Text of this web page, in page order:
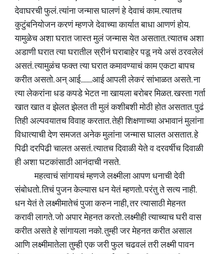
देवाघरची फुलं. त्यांना जन्मास घालणं हे देवाचं काम. त्यातच
कुटुंबनियोजन करणं म्हणजे देवाच्या कार्यात बाधा आणणं होय.
यामुळेच अशा घरात जास्त मुलं जन्मास येत असतात. त्यातच अशा
अडाणी घरात त्या घरातील स्रीनं घराबाहेर पडू नये असं ठरवलेलं
असतं. त्यामुळंच फक्त त्या घरात कमावण्याचं काम एकटा बापच
करीत असतो. अन् आई........आई आपली लेकरं सांभाळत असते. ना
त्या लेकरांना धड कपडे भेटत ना खायला बरोबर मिळत. खस्ता गर्ता
खात खात व झेलत झेलत ती मुलं कशीबशी मोठी होत असतात. पुढं
तिही अल्पवयातच विवाह करतात. तेही शिक्षणाच्या अभावानं मुलांना
विधात्याची देण समजत अनेक मुलांना जन्मास घालत असतात. हे
पिढी दरपिढी चालत असतं. त्यातच दिवाळी येते व दरवर्षीच दिवाळी
ही अशा घटकांसाठी आनंदाची नसते.
महत्वाचं सांगायचं म्हणजे लक्ष्मीला आपण धनाची देवी
संबोधतो. तिचं पुजन केल्यास धन येतं म्हणतो. परंतु ते सत्य नाही.
धन येतं ते लक्ष्मीमातेचं पुजा करुन नाही, तर त्यासाठी मेहनत
करावी लागते. जो अपार मेहनत करतो. लक्ष्मीही त्याच्याच घरी वास
करीत असते हे सांगायला नको. तुम्ही जर मेहनत करीत असाल
आणि लक्ष्मीमातेला तुम्ही एक जरी फुल चढवलं तरी लक्ष्मी पावन